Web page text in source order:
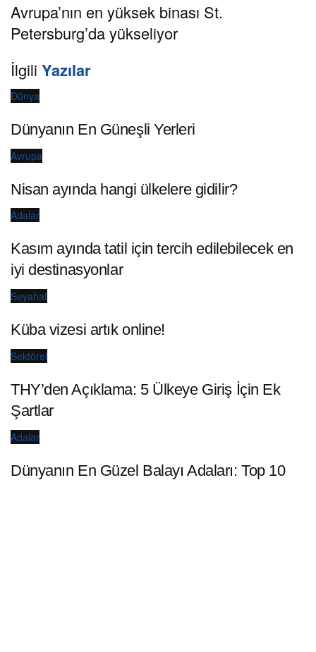
Avrupa’nın en yüksek binası St.
Petersburg’da yükseliyor
İlgili Yazılar
Dünya
Dünyanın En Güneşli Yerleri
Avrupa
Nisan ayında hangi ülkelere gidilir?
Adalar
Kasım ayında tatil için tercih edilebilecek en
iyi destinasyonlar
Seyahat
Küba vizesi artık online!
Sektörel
THY’den Açıklama: 5 Ülkeye Giriş İçin Ek
Şartlar
Adalar
Dünyanın En Güzel Balayı Adaları: Top 10